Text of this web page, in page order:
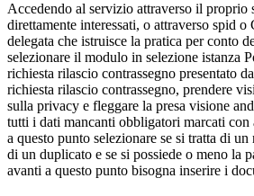
Accedendo al servizio attraverso il proprio
direttamente interessati, o attraverso spid o
delegata che istruisce la pratica per conto
selezionare il modulo in selezione istanza
richiesta rilascio contrassegno presentato
richiesta rilascio contrassegno, prendere
sulla privacy e fleggare la presa visione
tutti i dati mancanti obbligatori marcati con
a questo punto selezionare se si tratta di
di un duplicato e se si possiede o meno la
avanti a questo punto bisogna inserire i